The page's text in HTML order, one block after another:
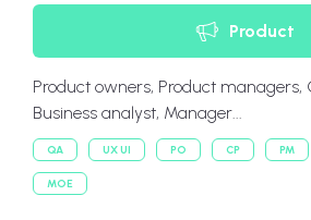
Product
Product owners, Product managers,
Business analyst, Manager...
QA UX UI PO CP PM
MOE